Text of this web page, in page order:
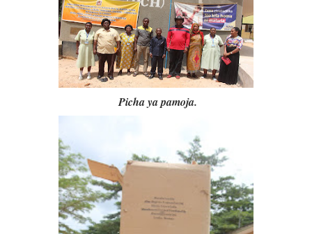
Picha ya pamoja.